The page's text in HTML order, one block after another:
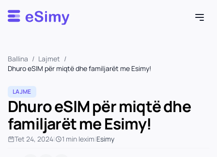
Esimy
Ballina / Lajmet /
Dhuro eSIM për miqtë dhe familjarët me Esimy!
LAJME
Dhuro eSIM për miqtë dhe
familjarët me Esimy!
Tet 24, 2024| 1 min lexim|Esimy